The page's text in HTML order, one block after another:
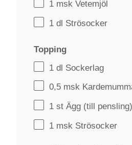
1 msk Vetemjöl
1 dl Strösocker
Topping
1 dl Sockerlag
0,5 msk
1 st Ägg (till pensling)
1 msk Strösocker